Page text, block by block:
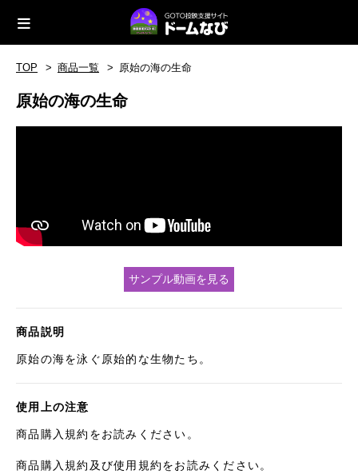
TOP 商品一覧 原始の海の生命
原始の海の生命
サンプル動画を見る
商品説明
原始の海を泳ぐ原始的な生物たち。
使用上の注意
商品購入規約をお読みください。
商品購入規約及び使用規約をお読みください。